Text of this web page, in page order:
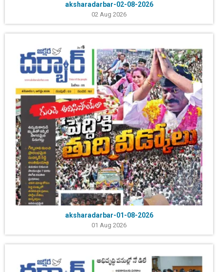
aksharadarbar-02-08-2026
02 Aug 2026
aksharadarbar-01-08-2026
01 Aug 2026